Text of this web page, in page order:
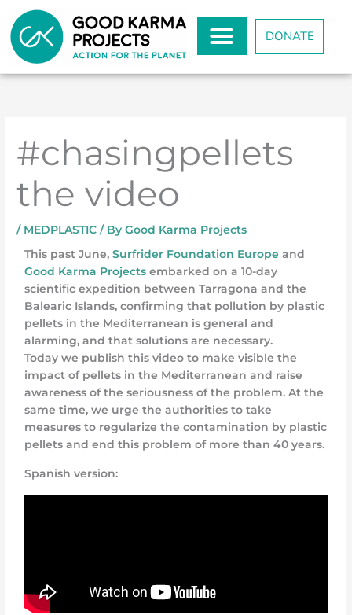
content
DONATE
#chasingpellets
the video
/ MEDPLASTIC / ByGood Karma Projects
This past June,Surfrider Foundation Europe and
Good Karma Projects embarked on a 10-day
scientific expedition between Tarragona and the
Balearic Islands, confirming that pollution by plastic
pellets in the Mediterranean is general and
alarming, and that solutions are necessary.
Today we publish this video to make visible the
impact of pellets in the Mediterranean and raise
awareness of the seriousness of the problem. At the
same time, we urge the authorities to take
measures to regularize the contamination by plastic
pellets and end this problem of more than 40 years.
Spanish version: